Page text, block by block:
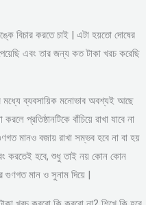
বিচার করতে চাই | এটা হয়তো দোষের
এবং তার জন্য কত টাকা খরচ করেছি
মধ্যে ব্যবসায়িক মনোভাব অবশ্যই আছে
প্রতিষ্ঠানটিকে বাঁচিয়ে রাখা যাবে না
মানও বজায় রাখা সম্ভব হবে না বা হয়
করতেই হবে, শুধু তাই নয় কোন কোন
গুণগত মান ও সুনাম দিয়ে |